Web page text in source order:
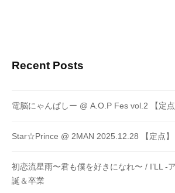
Recent Posts
電脳にゃんぱしー @ A.O.P Fes vol.2 【定点
Star☆Prince @ 2MAN 2025.12.28 【定点】
初恋流星雨〜君も僕を好きになれ〜 / I’LL -
誕＆卒業